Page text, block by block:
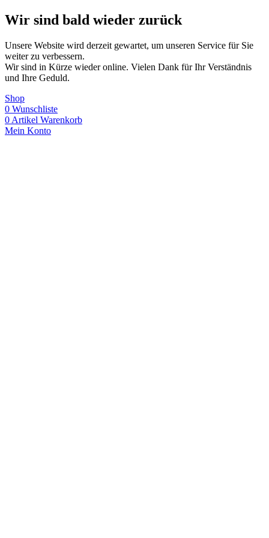
Wir sind bald wieder zurück
Unsere Website wird derzeit gewartet, um unseren Service für Sie
weiter zu verbessern.
Wir sind in Kürze wieder online. Vielen Dank für Ihr Verständnis
und Ihre Geduld.
Shop
0 Wunschliste
0 Artikel Warenkorb
Mein Konto